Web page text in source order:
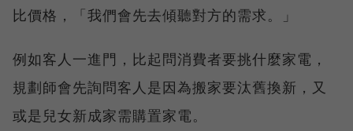
比價格，「我們會先去傾聽對方的需求。」
例如客人一進門，比起問消費者要挑什麼家電，
規劃師會先詢問客人是因為搬家要汰舊換新，又
或是兒女新成家需購置家電。